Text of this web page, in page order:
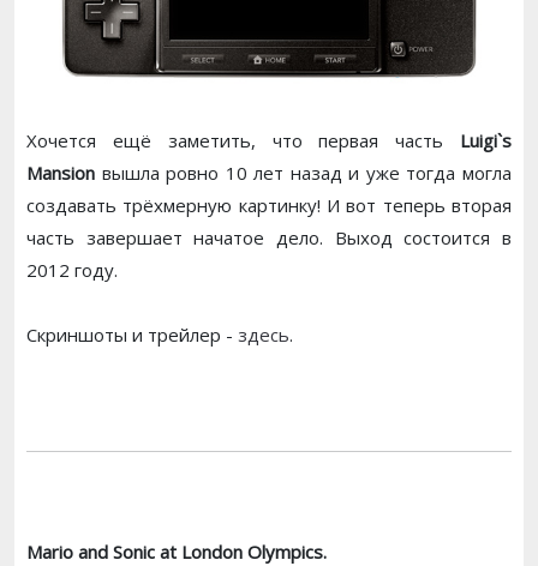
Хочется ещё заметить, что первая часть Luigi`s
Mansion вышла ровно 10 лет назад и уже тогда могла
создавать трёхмерную картинку! И вот теперь вторая
часть завершает начатое дело. Выход состоится в
2012 году.
Скриншоты и трейлер - здесь.
Mario and Sonic at London Olympics.